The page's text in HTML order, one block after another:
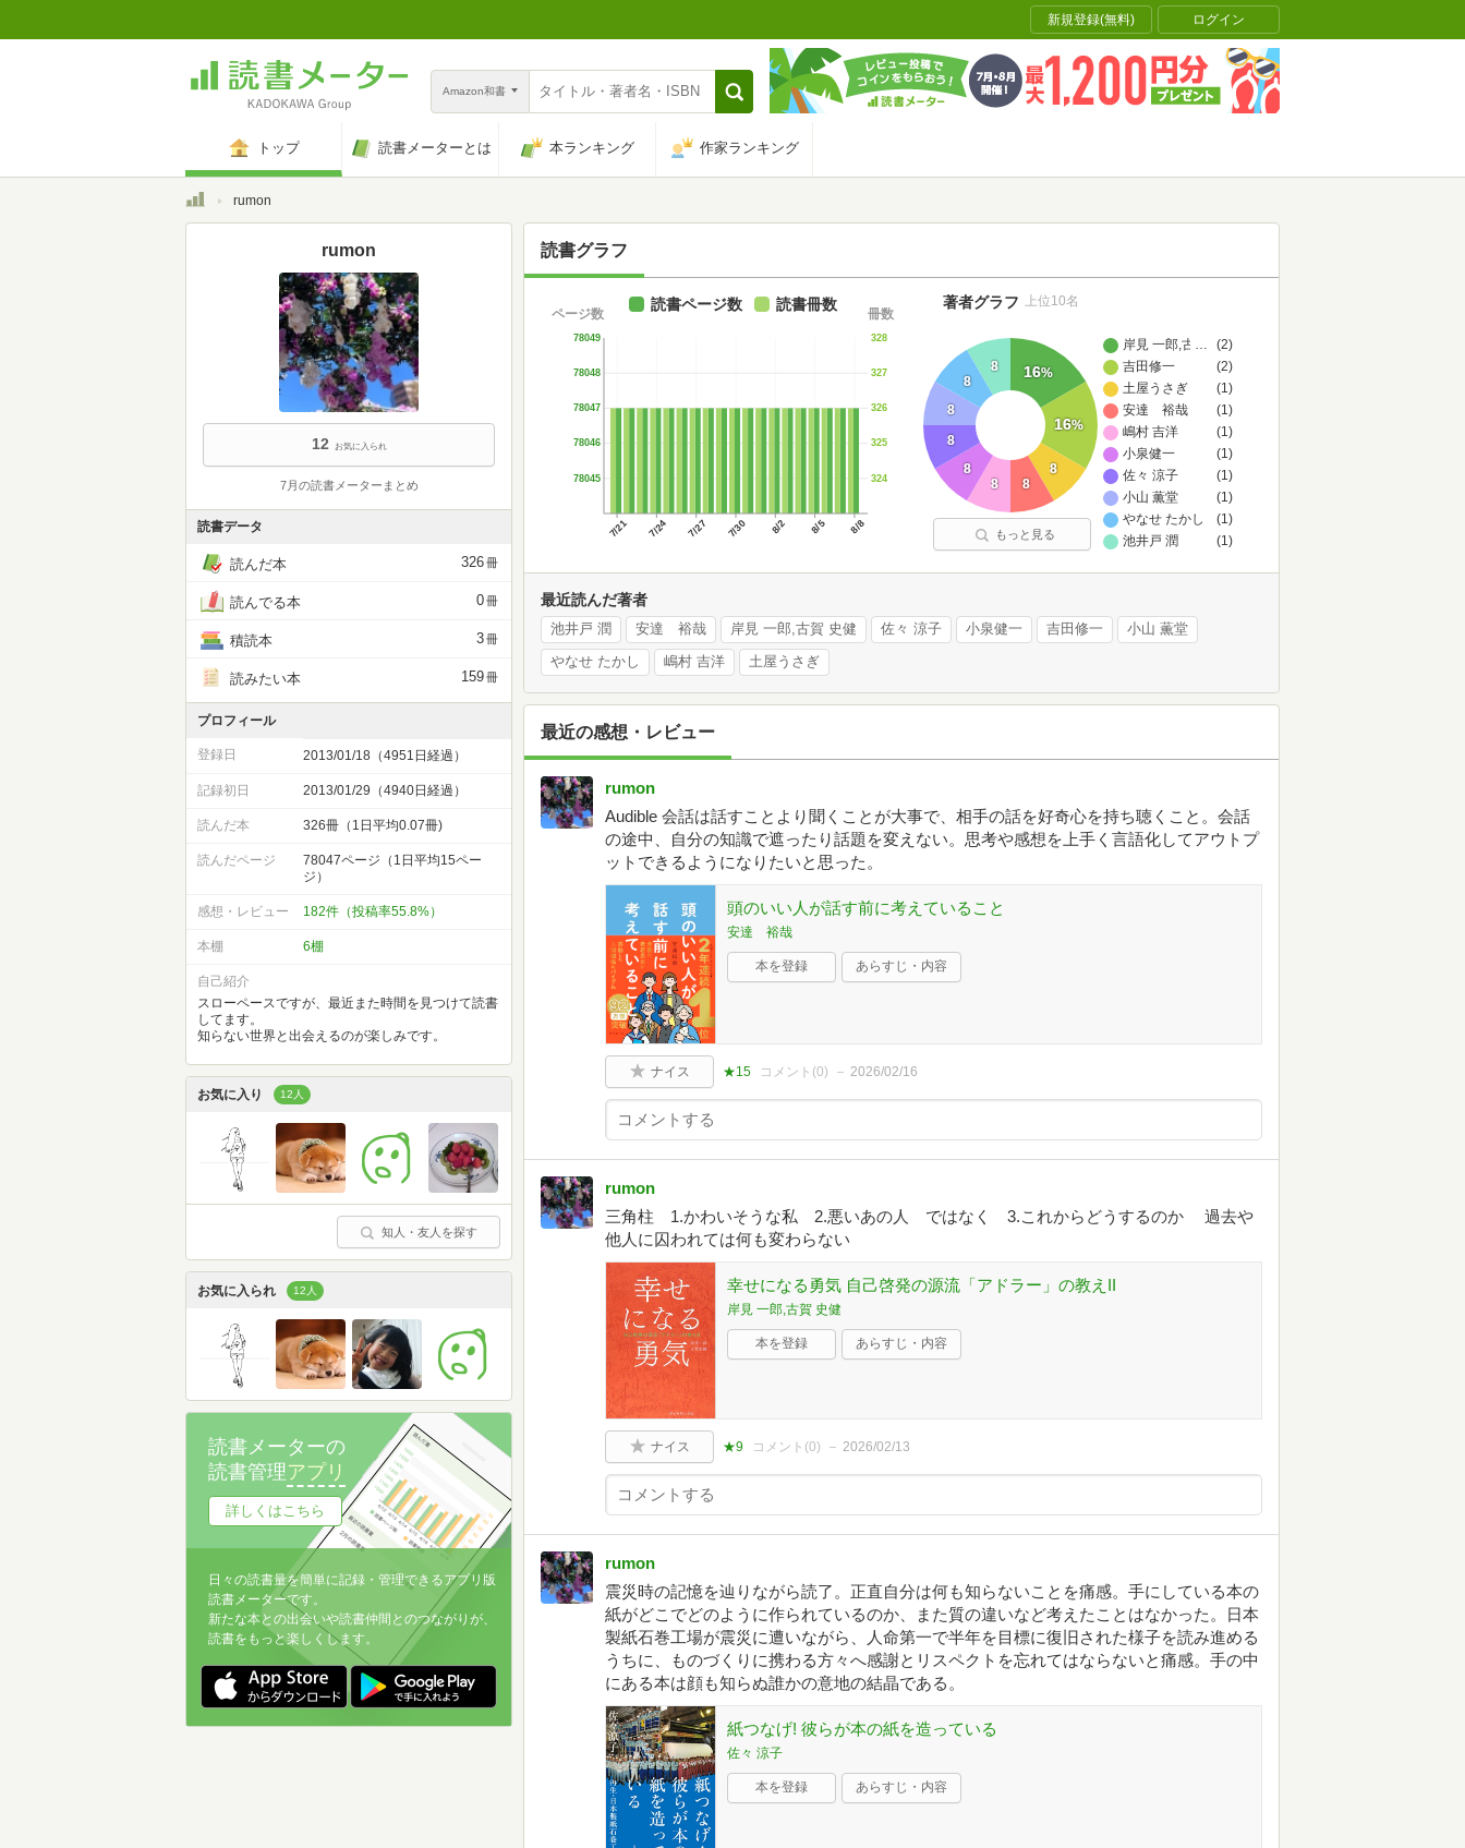
新規登録(無料) ログイン
Amazon和書
トップ 読書メーターとは 本ランキング 作家ランキング
トップrumon
読書グラフ
7/21 7/24 7/27 7/30 8/2 8/5 8/8
78045
78046
78047
78048
78049
ページ数
324
325
326
327
328
冊数
読書ページ数 読書冊数
岸見 一郎,古賀 史健
(2)
…
吉田修一
(2)
土屋うさぎ
(1)
安達 裕哉
(1)
嶋村 吉洋
(1)
小泉健一
(1)
佐々 涼子
(1)
小山 薫堂
(1)
やなせ たかし
(1)
池井戸 潤
(1)
16%
16%
8
8
8
8
8
8
8
8
著者グラフ 上位10名
もっと見る
最近読んだ著者
池井戸 潤 安達 裕哉 岸見 一郎,古賀 史健 佐々 涼子 小泉健一 吉田修一 小山 薫堂
やなせ たかし 嶋村 吉洋 土屋うさぎ
最近の感想・レビュー
rumon
Audible 会話は話すことより聞くことが大事で、相手の話を好奇心を持ち聴くこと。会話
の途中、自分の知識で遮ったり話題を変えない。思考や感想を上手く言語化してアウトプ
ットできるようになりたいと思った。
頭のいい人が話す前に考えていること
安達 裕哉
本を登録 あらすじ・内容
ナイス ★15 コメント(0) 2026/02/16
rumon
三角柱 1.かわいそうな私 2.悪いあの人 ではなく 3.これからどうするのか 過去や
他人に囚われては何も変わらない
幸せになる勇気 自己啓発の源流「アドラー」の教えII
岸見 一郎,古賀 史健
本を登録 あらすじ・内容
ナイス ★9 コメント(0) 2026/02/13
rumon
震災時の記憶を辿りながら読了。正直自分は何も知らないことを痛感。手にしている本の
紙がどこでどのように作られているのか、また質の違いなど考えたことはなかった。日本
製紙石巻工場が震災に遭いながら、人命第一で半年を目標に復旧された様子を読み進める
うちに、ものづくりに携わる方々へ感謝とリスペクトを忘れてはならないと痛感。手の中
にある本は顔も知らぬ誰かの意地の結晶である。
紙つなげ! 彼らが本の紙を造っている
佐々 涼子
本を登録 あらすじ・内容
rumon
12 お気に入られ
7月の読書メーターまとめ
読書データ
読んだ本 326冊
読んでる本 0冊
積読本 3冊
読みたい本 159冊
プロフィール
登録日 2013/01/18（4951日経過）
記録初日 2013/01/29（4940日経過）
読んだ本 326冊（1日平均0.07冊)
読んだページ
78047ページ（1日平均15ペー
ジ）
感想・レビュー 182件（投稿率55.8%）
本棚 6棚
自己紹介
スローペースですが、最近また時間を見つけて読書
してます。
知らない世界と出会えるのが楽しみです。
お気に入り 12人
知人・友人を探す
お気に入られ 12人
読書メーターの
読書管理アプリ
詳しくはこちら
日々の読書量を簡単に記録・管理できるアプリ版
読書メーターです。
新たな本との出会いや読書仲間とのつながりが、
読書をもっと楽しくします。